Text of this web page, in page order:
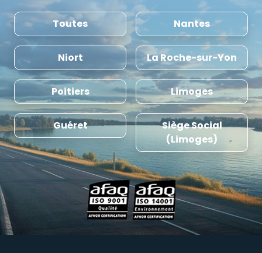
Toutes Nantes
Niort La Roche-sur-Yon
Poitiers Limoges
Guéret
Siège Social
(Limoges)